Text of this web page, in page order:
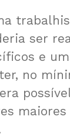
ser
e
no
maiores